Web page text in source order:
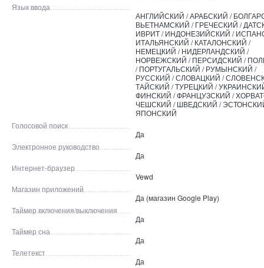
Язык ввода
АНГЛИЙСКИЙ / АРАБСКИЙ /
ВЬЕТНАМСКИЙ / ГРЕЧЕСКИЙ /
ИВРИТ / ИНДОНЕЗИЙСКИЙ /
ИТАЛЬЯНСКИЙ / КАТАЛОНСКИЙ /
НЕМЕЦКИЙ / НИДЕРЛАНДСКИЙ /
НОРВЕЖСКИЙ / ПЕРСИДСКИЙ /
/ ПОРТУГАЛЬСКИЙ / РУМЫНСКИЙ /
РУССКИЙ / СЛОВАЦКИЙ /
ТАЙСКИЙ / ТУРЕЦКИЙ /
ФИНСКИЙ / ФРАНЦУЗСКИЙ /
ЧЕШСКИЙ / ШВЕДСКИЙ /
ЯПОНСКИЙ
Голосовой поиск
Да
Электронное руководство
Да
Интернет-браузер
Vewd
Магазин приложений
Да (магазин Google Play)
Таймер включения/выключения
Да
Таймер сна
Да
Телетекст
Да